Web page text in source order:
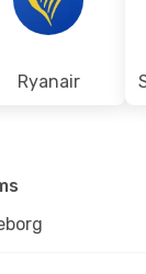
Ryanair